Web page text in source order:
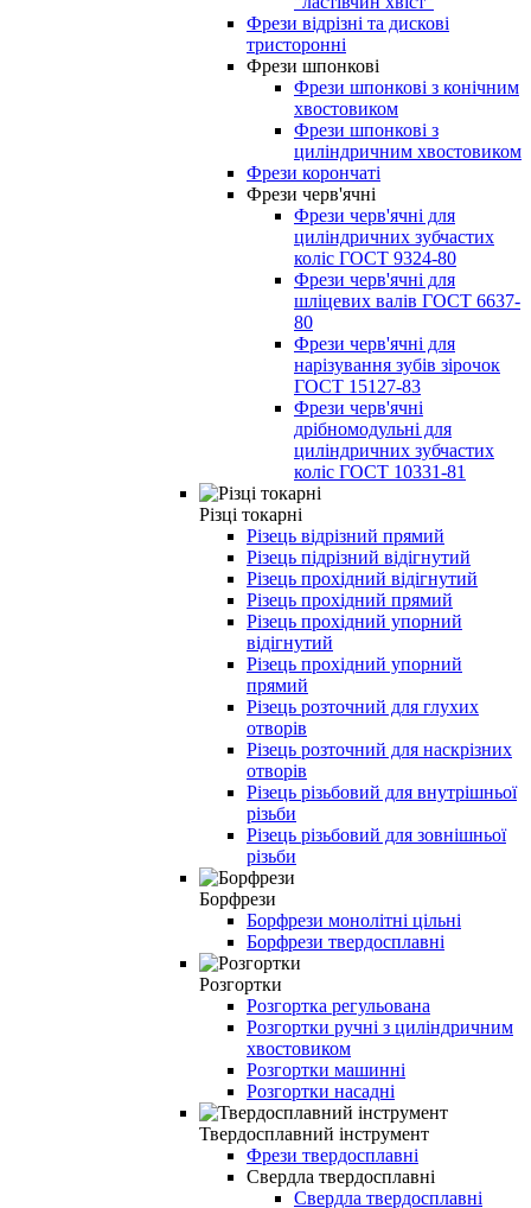
Фрези відрізні та дискові
тристоронні
Фрези шпонкові
Фрези шпонкові з конічним
хвостовиком
Фрези шпонкові з
циліндричним хвостовиком
Фрези корончаті
Фрези черв'ячні
Фрези черв'ячні для
циліндричних зубчастих
коліс ГОСТ 9324-80
Фрези черв'ячні для
шліцевих валів ГОСТ 6637-
80
Фрези черв'ячні для
нарізування зубів зірочок
ГОСТ 15127-83
Фрези черв'ячні
дрібномодульні для
циліндричних зубчастих
коліс ГОСТ 10331-81
Різці токарні
Різець відрізний прямий
Різець підрізний відігнутий
Різець прохідний відігнутий
Різець прохідний прямий
Різець прохідний упорний
відігнутий
Різець прохідний упорний
прямий
Різець розточний для глухих
отворів
Різець розточний для наскрізних
отворів
Різець різьбовий для внутрішньої
різьби
Різець різьбовий для зовнішньої
різьби
Борфрези
Борфрези монолітні цільні
Борфрези твердосплавні
Розгортки
Розгортка регульована
Розгортки ручні з циліндричним
хвостовиком
Розгортки машинні
Розгортки насадні
Твердосплавний інструмент
Фрези твердосплавні
Свердла твердосплавні
Свердла твердосплавні